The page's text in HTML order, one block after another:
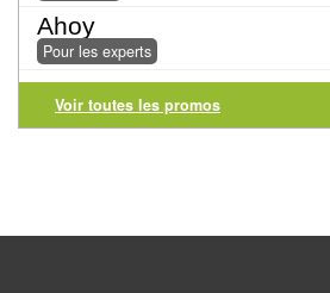
Accessoires
Backgammon
Jeux
Ahoy
Pour les experts
Voir toutes les promos